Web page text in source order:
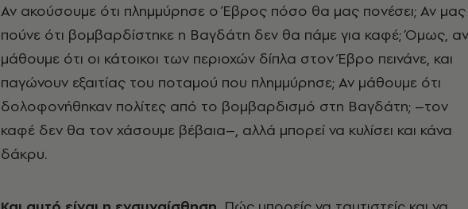
Αν ακούσουμε ότι πλημμύρησε ο Έβρος πόσο θα μας πονέσει; Αν μας
πούνε ότι βομβαρδίστηκε η Βαγδάτη δεν θα πάμε για καφέ; Όμως, αν
μάθουμε ότι οι κάτοικοι των περιοχών δίπλα στον Έβρο πεινάνε, και
παγώνουν εξαιτίας του ποταμού που πλημμύρησε; Αν μάθουμε ότι
δολοφονήθηκαν πολίτες από το βομβαρδισμό στη Βαγδάτη; –τον
καφέ δεν θα τον χάσουμε βέβαια–, αλλά μπορεί να κυλίσει και κάνα
δάκρυ.